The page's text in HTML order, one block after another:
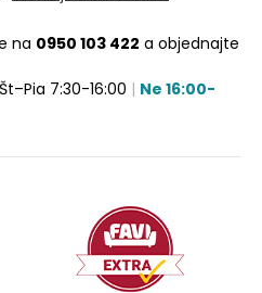
na 0950 103 422 a objednajte
Št–Pia 7:30-16:00 | Ne 16:00-